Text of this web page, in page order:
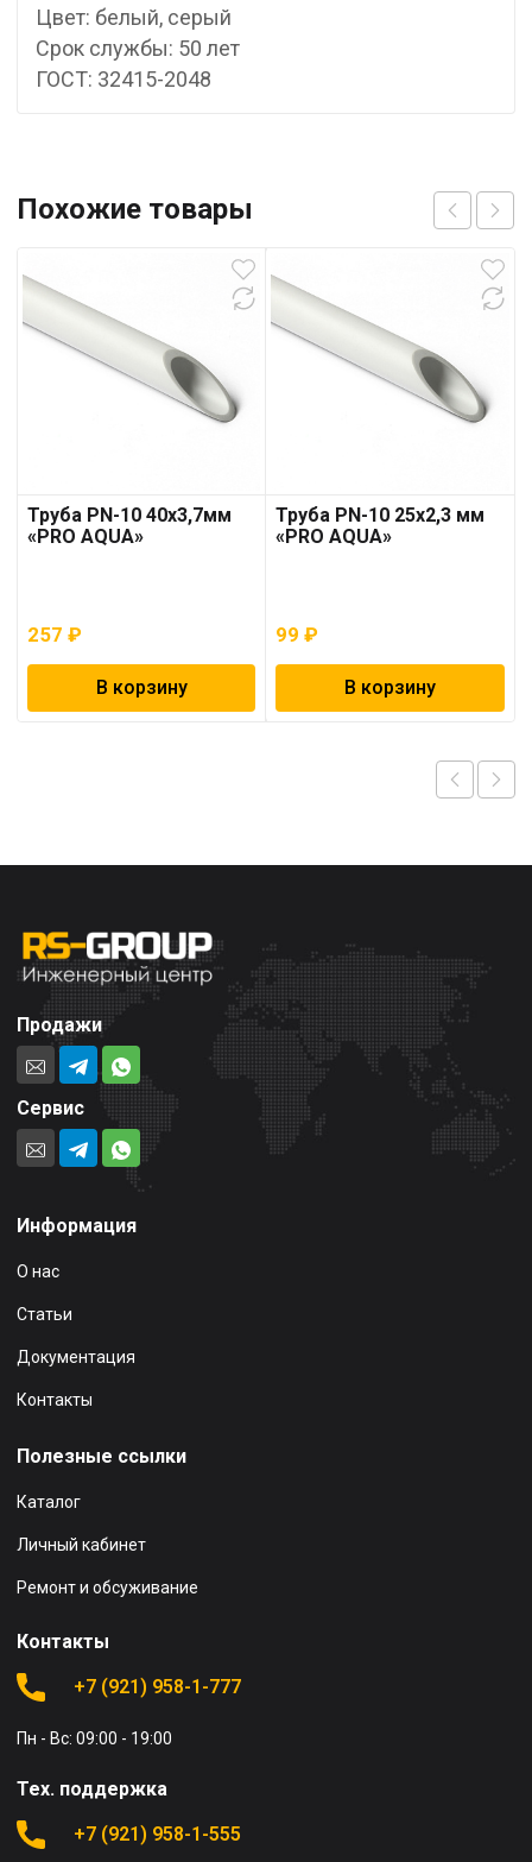
Цвет: белый, серый
Срок службы: 50 лет
ГОСТ: 32415-2048
Похожие товары
Труба PN-10 40х3,7мм
«PRO AQUA»
257 ₽
В корзину
Труба PN-10 25х2,3 мм
«PRO AQUA»
99₽
В корзину
Продажи
Сервис
Информация
О нас
Статьи
Документация
Контакты
Полезные ссылки
Каталог
Личный кабинет
Ремонт и обсуживание
Контакты
+7 (921) 958-1-777
Пн - Вс: 09:00 - 19:00
Тех. поддержка
+7 (921) 958-1-555